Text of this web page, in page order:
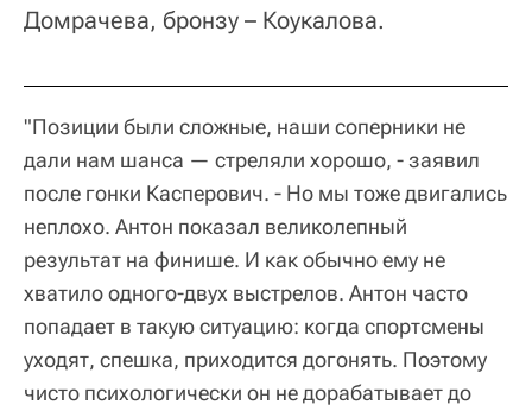
Домрачева, бронзу – Коукалова.
"Позиции были сложные, наши соперники не
дали нам шанса — стреляли хорошо, - заявил
после гонки Касперович. - Но мы тоже двигались
неплохо. Антон показал великолепный
результат на финише. И как обычно ему не
хватило одного-двух выстрелов. Антон часто
попадает в такую ситуацию: когда спортсмены
уходят, спешка, приходится догонять. Поэтому
чисто психологически он не дорабатывает до